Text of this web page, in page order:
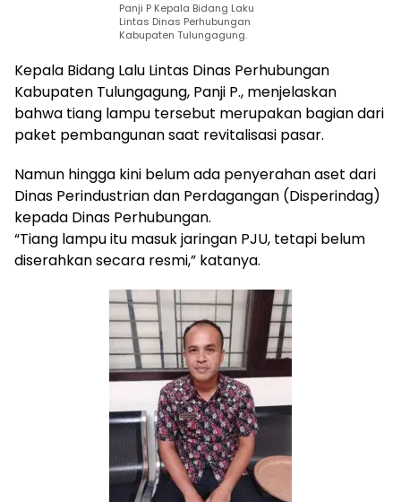
Panji P Kepala Bidang Laku
Lintas Dinas Perhubungan
Kabupaten Tulungagung.
Kepala Bidang Lalu Lintas Dinas Perhubungan
Kabupaten Tulungagung, Panji P., menjelaskan
bahwa tiang lampu tersebut merupakan bagian dari
paket pembangunan saat revitalisasi pasar.
Namun hingga kini belum ada penyerahan aset dari
Dinas Perindustrian dan Perdagangan (Disperindag)
kepada Dinas Perhubungan.
“Tiang lampu itu masuk jaringan PJU, tetapi belum
diserahkan secara resmi,” katanya.